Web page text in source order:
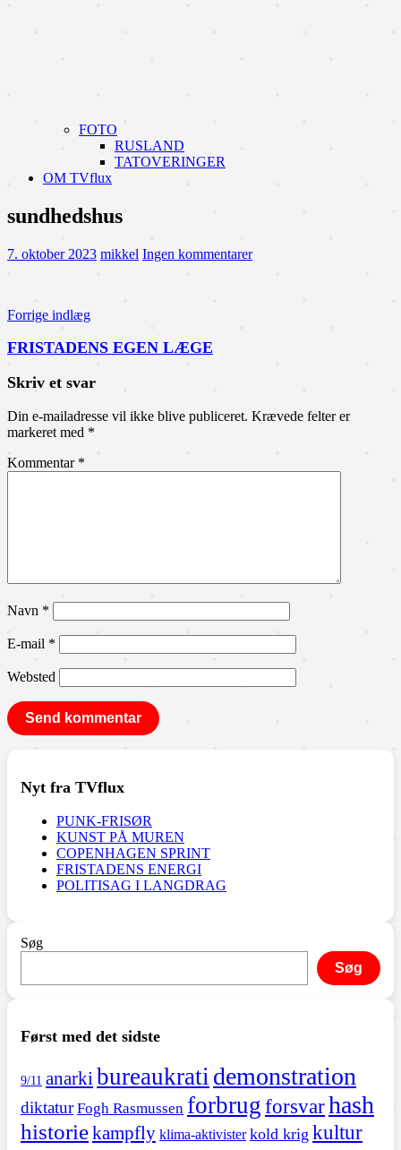
FOTO
RUSLAND
TATOVERINGER
OM TVflux
sundhedshus
7. oktober 2023 mikkel Ingen kommentarer
Indlægsnavigation
Forrige indlæg
FRISTADENS EGEN LÆGE
Skriv et svar
Din e-mailadresse vil ikke blive publiceret. Krævede felter er
markeret med *
Kommentar *
Navn *
E-mail *
Websted
Nyt fra TVflux
PUNK-FRISØR
KUNST PÅ MUREN
COPENHAGEN SPRINT
FRISTADENS ENERGI
POLITISAG I LANGDRAG
Søg
Søg
Først med det sidste
9/11 anarki bureaukrati demonstration
diktatur Fogh Rasmussen forbrugforsvarhash
historiekampfly klima-aktivister kold krig kultur